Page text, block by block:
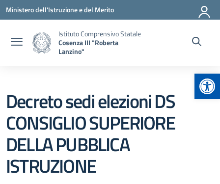
Vai ai contenuti
Vai al menu di navigazione
Vai al footer
Ministero dell'Istruzione e del Merito
Istituto Comprensivo Statale
Cosenza III "Roberta
Lanzino"
Decreto sedi elezioni DS
CONSIGLIO SUPERIORE
DELLA PUBBLICA
ISTRUZIONE